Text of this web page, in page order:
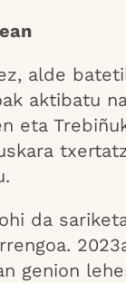
alde
aktibatu
eta
da
genion